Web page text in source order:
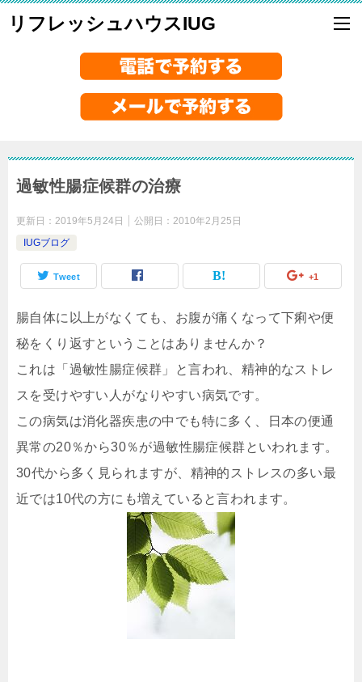
リフレッシュハウスIUG
過敏性腸症候群の治療
更新日： 2019年5月24日 公開日： 2010年2月25日
IUGブログ
Tweet +1
腸自体に以上がなくても、お腹が痛くなって下痢や便
秘をくり返すということはありませんか？
これは「過敏性腸症候群」と言われ、精神的なストレ
スを受けやすい人がなりやすい病気です。
この病気は消化器疾患の中でも特に多く、日本の便通
異常の20％から30％が過敏性腸症候群といわれます。
30代から多く見られますが、精神的ストレスの多い最
近では10代の方にも増えていると言われます。